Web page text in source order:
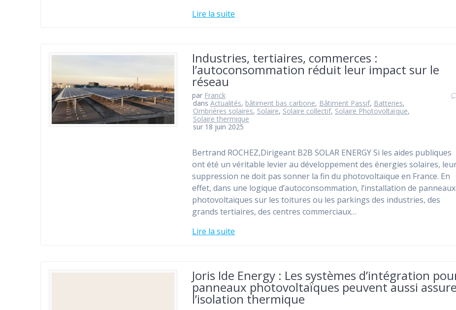
Lire la suite
Industries, tertiaires, commerces :
l’autoconsommation réduit leur impact sur le
réseau
par Franck
dans Actualités, bâtiment bas carbone, Bâtiment Passif, Batteries,
Ombrières solaires, Solaire, Solaire collectif, Solaire Photovoltaïque,
Solaire thermique
sur 18 juin 2025
Bertrand ROCHEZ,Dirigeant B2B SOLAR ENERGY Si les aides publiques
ont été un véritable levier au développement des énergies solaires,
suppression ne doit pas sonner la fin du photovoltaïque en France. En
effet, dans une logique d’autoconsommation, l’installation de panneaux
photovoltaïques sur les toitures ou les parkings des industries, des
grands tertiaires, des centres commerciaux…
Lire la suite
Joris Ide Energy : Les systèmes d’intégration
panneaux photovoltaïques peuvent aussi
l’isolation thermique